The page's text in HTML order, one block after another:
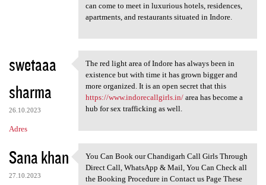
can come to meet in luxurious hotels, residences,
apartments, and restaurants situated in Indore.
swetaaa
sharma
26.10.2023
Adres
The red light area of Indore
The red light area of Indore has always been in
existence but with time it has grown bigger and
more organized. It is an open secret that this
https://www.indorecallgirls.in/area has become a
hub for sex trafficking as well.
Sana khan
27.10.2023
You Can Book our Chandigarh
You Can Book our Chandigarh Call Girls Through
Direct Call, WhatsApp & Mail, You Can Check all
the Booking Procedure in Contact us Page These